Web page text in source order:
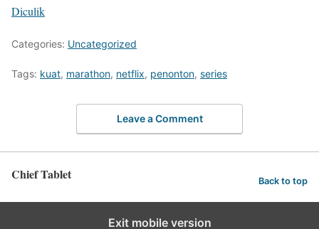
Diculik
Categories: Uncategorized
Tags: kuat, marathon, netflix, penonton, series
Leave a Comment
Chief Tablet Back to top
Exit mobile version